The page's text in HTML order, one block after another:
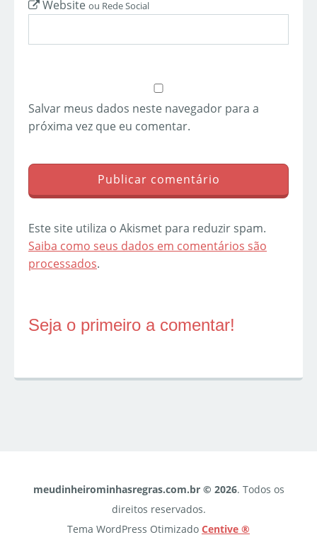
Website ou Rede Social
Salvar meus dados neste navegador para a
próxima vez que eu comentar.
Este site utiliza o Akismet para reduzir spam.
Saiba como seus dados em comentários são
processados.
Seja o primeiro a comentar!
meudinheirominhasregras.com.br © 2026. Todos os
direitos reservados.
Tema WordPress Otimizado Centive ®